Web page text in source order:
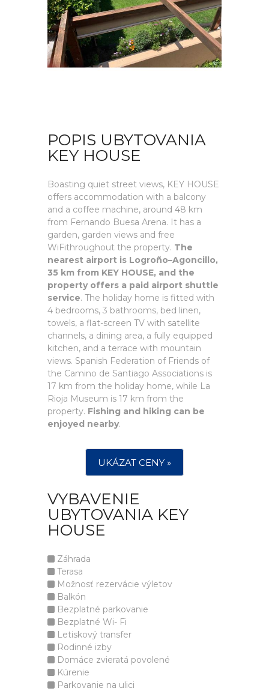
POPIS UBYTOVANIA
KEY HOUSE
Boasting quiet street views, KEY HOUSE
offers accommodation with a balcony
and a coffee machine, around 48 km
from Fernando Buesa Arena. It has a
garden, garden views and free
WiFithroughout the property. The
nearest airport is Logroño–Agoncillo,
35 km from KEY HOUSE, and the
property offers a paid airport shuttle
service. The holiday home is fitted with
4 bedrooms, 3 bathrooms, bed linen,
towels, a flat-screen TV with satellite
channels, a dining area, a fully equipped
kitchen, and a terrace with mountain
views. Spanish Federation of Friends of
the Camino de Santiago Associations is
17 km from the holiday home, while La
Rioja Museum is 17 km from the
property. Fishing and hiking can be
enjoyed nearby.
UKÁZAT CENY »
VYBAVENIE
UBYTOVANIA KEY
HOUSE
Záhrada
Terasa
Možnosť rezervácie výletov
Balkón
Bezplatné parkovanie
Bezplatné Wi- Fi
Letiskový transfer
Rodinné izby
Domáce zvieratá povolené
Kúrenie
Parkovanie na ulici